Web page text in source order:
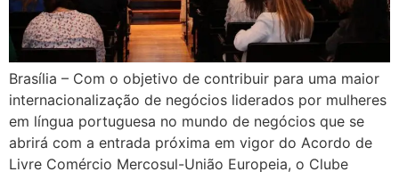
Brasília – Com o objetivo de contribuir para uma maior
internacionalização de negócios liderados por mulheres
em língua portuguesa no mundo de negócios que se
abrirá com a entrada próxima em vigor do Acordo de
Livre Comércio Mercosul-União Europeia, o Clube